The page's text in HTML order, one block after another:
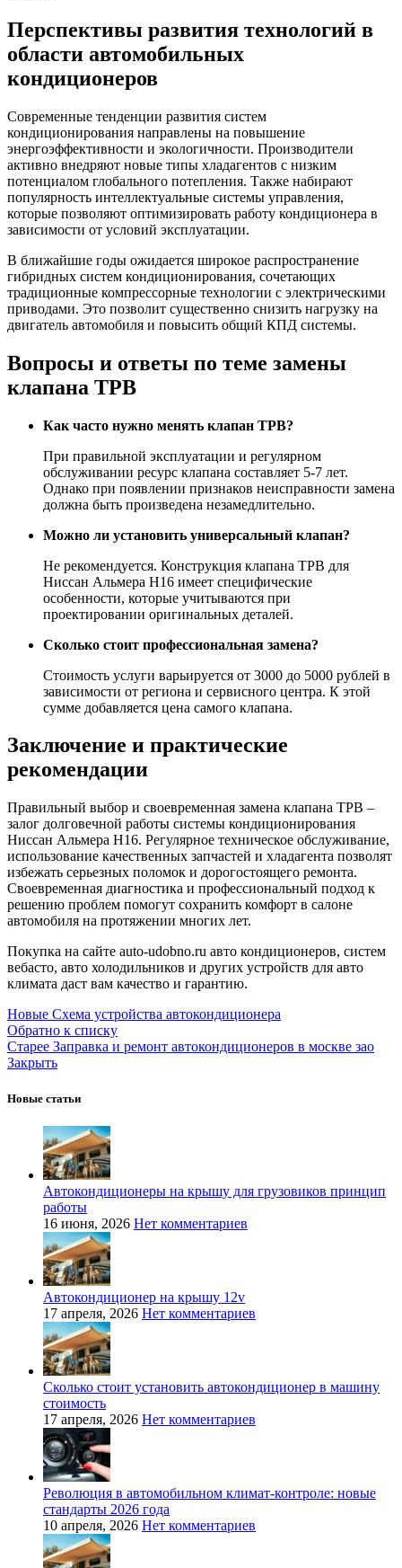
Перспективы развития технологий в
области автомобильных
кондиционеров
Современные тенденции развития систем
кондиционирования направлены на повышение
энергоэффективности и экологичности. Производители
активно внедряют новые типы хладагентов с низким
потенциалом глобального потепления. Также набирают
популярность интеллектуальные системы управления,
которые позволяют оптимизировать работу кондиционера в
зависимости от условий эксплуатации.
В ближайшие годы ожидается широкое распространение
гибридных систем кондиционирования, сочетающих
традиционные компрессорные технологии с электрическими
приводами. Это позволит существенно снизить нагрузку на
двигатель автомобиля и повысить общий КПД системы.
Вопросы и ответы по теме замены
клапана ТРВ
Как часто нужно менять клапан ТРВ?
При правильной эксплуатации и регулярном
обслуживании ресурс клапана составляет 5-7 лет.
Однако при появлении признаков неисправности замена
должна быть произведена незамедлительно.
Можно ли установить универсальный клапан?
Не рекомендуется. Конструкция клапана ТРВ для
Ниссан Альмера Н16 имеет специфические
особенности, которые учитываются при
проектировании оригинальных деталей.
Сколько стоит профессиональная замена?
Стоимость услуги варьируется от 3000 до 5000 рублей в
зависимости от региона и сервисного центра. К этой
сумме добавляется цена самого клапана.
Заключение и практические
рекомендации
Правильный выбор и своевременная замена клапана ТРВ –
залог долговечной работы системы кондиционирования
Ниссан Альмера Н16. Регулярное техническое обслуживание,
использование качественных запчастей и хладагента позволят
избежать серьезных поломок и дорогостоящего ремонта.
Своевременная диагностика и профессиональный подход к
решению проблем помогут сохранить комфорт в салоне
автомобиля на протяжении многих лет.
Покупка на сайте auto-udobno.ru авто кондиционеров, систем
вебасто, авто холодильников и других устройств для авто
климата даст вам качество и гарантию.
Новые Схема устройства автокондиционера
Обратно к списку
Старее Заправка и ремонт автокондиционеров в москве зао
Закрыть
Новые статьи
Автокондиционеры на крышу для грузовиков принцип
работы
16 июня, 2026 Нет комментариев
Автокондиционер на крышу 12v
17 апреля, 2026 Нет комментариев
Сколько стоит установить автокондиционер в машину
стоимость
17 апреля, 2026 Нет комментариев
Революция в автомобильном климат-контроле: новые
стандарты 2026 года
10 апреля, 2026 Нет комментариев